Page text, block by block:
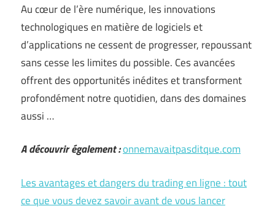
Au cœur de l’ère numérique, les innovations
technologiques en matière de logiciels et
d’applications ne cessent de progresser, repoussant
sans cesse les limites du possible. Ces avancées
offrent des opportunités inédites et transforment
profondément notre quotidien, dans des domaines
aussi …
A découvrir également :onnemavaitpasditque.com
Les avantages et dangers du trading en ligne : tout
ce que vous devez savoir avant de vous lancer